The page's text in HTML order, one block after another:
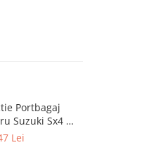
Portbagaj
Suzuki Sx4 I
Lei